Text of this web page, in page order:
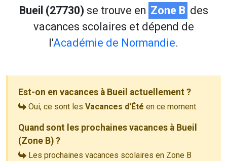
Bueil (27730) se trouve en Zone B des
vacances scolaires et dépend de
l'Académie de Normandie.
Est-on en vacances à Bueil actuellement ?
Oui, ce sont les Vacances d'Été en ce moment.
Quand sont les prochaines vacances à Bueil
(Zone B) ?
Les prochaines vacances scolaires en Zone B